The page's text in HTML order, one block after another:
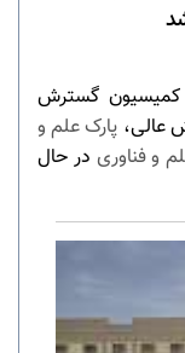
کمیسیون گسترش
عالی، پارک علم و
و فناوری در حال